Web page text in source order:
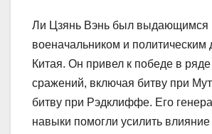
Ли Цзянь Вэнь был выдающимся
военачальником и политическим
Китая. Он привел к победе в
сражений, включая битву при
битву при Рэдклиффе. Его
навыки помогли усилить